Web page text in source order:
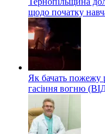
щодо початку
Як бачать пожежу
гасіння вогню